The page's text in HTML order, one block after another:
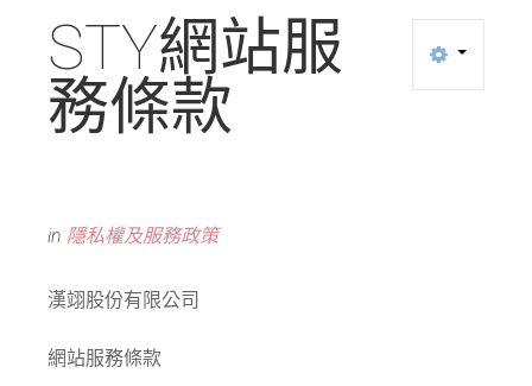
STY網站服
務條款
in 隱私權及服務政策
漢翊股份有限公司
網站服務條款